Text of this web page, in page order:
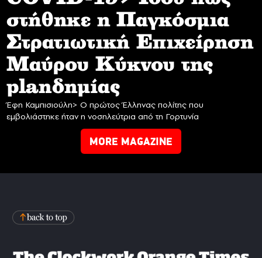
στήθηκε η Παγκόσμια
Στρατιωτική Επιχείρηση
Mαύρου Κύκνου της
planδημίας
Έφη Καμπισιούλη> Ο πρώτος Έλληνας πολίτης που
εμβολιάστηκε ήταν η νοσηλεύτρια από τη Γορτυνία
MORE MAGAZINE